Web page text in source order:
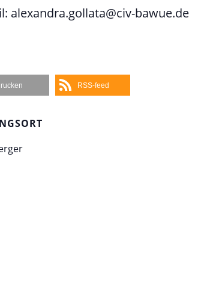
alexandra.gollata@civ-bawue.de
RSS-feed